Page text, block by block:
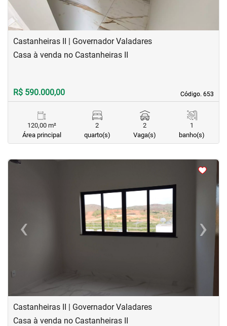
Castanheiras II | Governador Valadares
Código. 653
Código. 653
Casa à venda no Castanheiras II
R$ 590.000,00
120,00 m²
Área principal
2
quarto(s)
2
Vaga(s)
1
banho(s)
<<<
‹Previous ›Next
Castanheiras II | Governador Valadares
Casa à venda no Castanheiras II